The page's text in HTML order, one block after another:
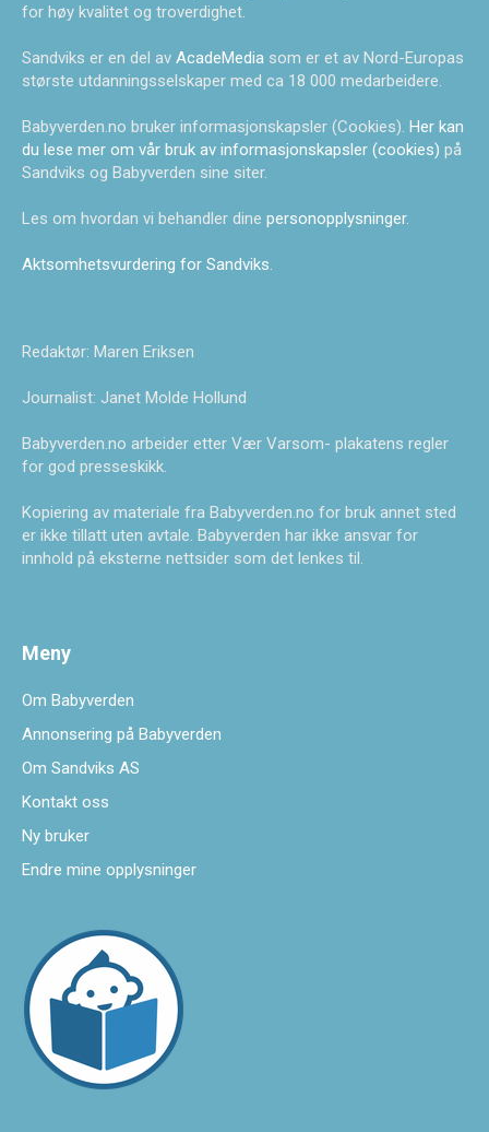
for høy kvalitet og troverdighet.
Sandviks er en del av AcadeMedia som er et av Nord-Europas
største utdanningsselskaper med ca 18 000 medarbeidere.
Babyverden.no bruker informasjonskapsler (Cookies). Her kan
du lese mer om vår bruk av informasjonskapsler (cookies) på
Sandviks og Babyverden sine siter.
Les om hvordan vi behandler dine personopplysninger.
Aktsomhetsvurdering for Sandviks.
Redaktør: Maren Eriksen
Journalist: Janet Molde Hollund
Babyverden.no arbeider etter Vær Varsom- plakatens regler
for god presseskikk.
Kopiering av materiale fra Babyverden.no for bruk annet sted
er ikke tillatt uten avtale. Babyverden har ikke ansvar for
innhold på eksterne nettsider som det lenkes til.
Meny
Om Babyverden
Annonsering på Babyverden
Om Sandviks AS
Kontakt oss
Ny bruker
Endre mine opplysninger